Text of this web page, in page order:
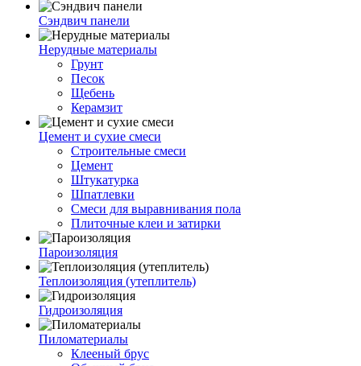
Сэндвич панели
Нерудные материалы
Грунт
Песок
Щебень
Керамзит
Цемент и сухие смеси
Строительные смеси
Цемент
Штукатурка
Шпатлевки
Смеси для выравнивания пола
Плиточные клеи и затирки
Пароизоляция
Теплоизоляция (утеплитель)
Гидроизоляция
Пиломатериалы
Клееный брус